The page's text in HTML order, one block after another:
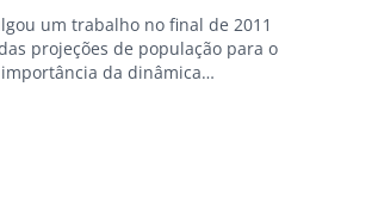
um trabalho no final de 2011
projeções de população para o
da dinâmica